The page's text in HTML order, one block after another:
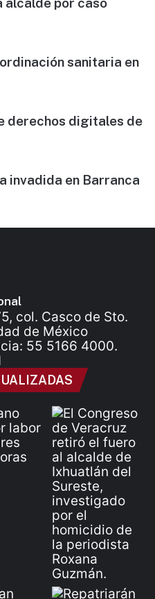
sanitaria en
derechos digitales de
invadida en Barranca
col. Casco de Sto.
de México
55 5166 4000.